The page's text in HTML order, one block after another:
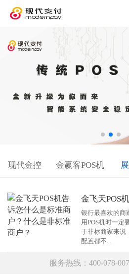
现代金控 金赢客POS机
银行最喜欢的商
用POS机时一定
于非标商家来说
配置都不...
服务热线：400-078-